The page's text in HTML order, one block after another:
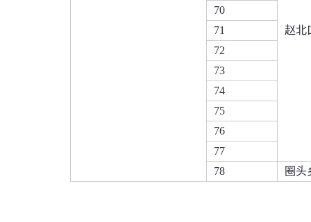
赵北
70
71
72
73
74
75
76
77
78
圈头